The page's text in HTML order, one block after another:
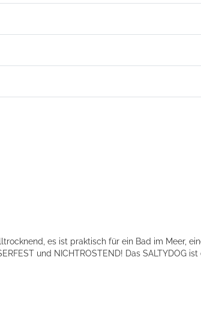
es ist praktisch für ein Bad im Meer,
und NICHTROSTEND! Das SALTYDOG